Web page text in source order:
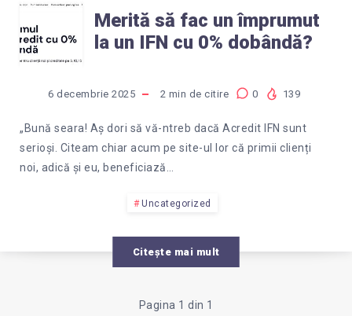
MERITĂ
SĂ
FAC
UN
ÎMPRUMUT
UN
Merită să fac un împrumut
la un IFN cu 0% dobândă?
6 decembrie 2025 2 min de citire 0 139
„Bună seara! Aș dori să vă-ntreb dacă Acredit IFN sunt
serioși. Citeam chiar acum pe site-ul lor că primii clienți
noi, adică și eu, beneficiază…
Uncategorized
Citește mai mult
Pagina 1 din 1